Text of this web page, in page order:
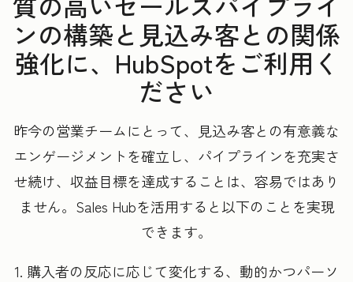
ンの構築と見込み客との関係
強化に、HubSpotをご利用く
ださい
昨今の営業チームにとって、見込み客との有意義な
エンゲージメントを確立し、パイプラインを充実さ
せ続け、収益目標を達成することは、容易ではあり
ません。Sales Hubを活用すると以下のことを実現
できます。
1. 購入者の反応に応じて変化する、動的かつパーソ